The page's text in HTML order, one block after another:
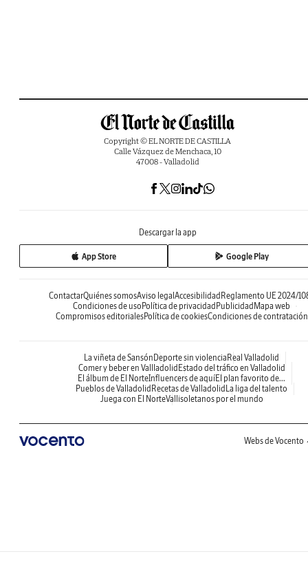
Copyright © EL NORTE DE CASTILLA
Calle Vázquez de Menchaca, 10
47008 - Valladolid
Descargar la app
App Store Google Play
ContactarQuiénes somosAviso legal Accesibilidad Reglamento UE 2024/
Condiciones de uso Política de privacidad Publicidad Mapa web
Compromisos editorialesPolítica de cookiesCondiciones de contratación
La viñeta de Sansón Deporte sin violencia Real Valladolid
Comer y beber en Vallladolid Estado del tráfico en Valladolid
El álbum de El NorteInfluencers de aquíEl plan favorito de...
Pueblos de Valladolid Recetas de Valladolid La liga del talento
Juega con El NorteVallisoletanos por el mundo
Webs de Vocento